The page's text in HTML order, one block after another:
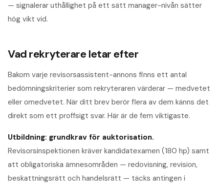
— signalerar uthållighet på ett sätt manager-nivån sätter
hög vikt vid.
Vad rekryterare letar efter
Bakom varje revisorsassistent-annons finns ett antal
bedömningskriterier som rekryteraren värderar — medvetet
eller omedvetet. När ditt brev berör flera av dem känns det
direkt som ett proffsigt svar. Här är de fem viktigaste.
Utbildning: grundkrav för auktorisation.
Revisorsinspektionen kräver kandidatexamen (180 hp) samt
att obligatoriska ämnesområden — redovisning, revision,
beskattningsrätt och handelsrätt — täcks antingen i